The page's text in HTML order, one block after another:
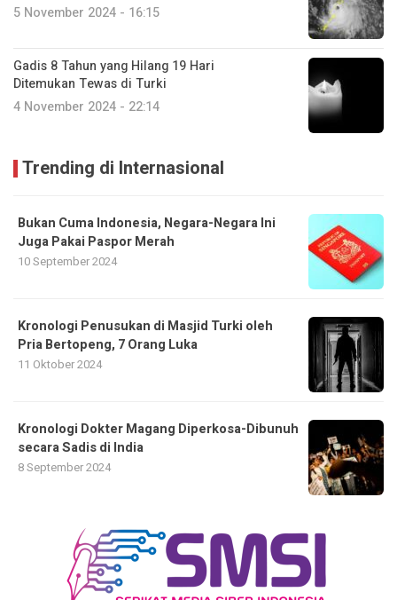
5 November 2024 - 16:15
Gadis 8 Tahun yang Hilang 19 Hari
Ditemukan Tewas di Turki
4 November 2024 - 22:14
Trending di Internasional
Bukan Cuma Indonesia, Negara-Negara Ini
Juga Pakai Paspor Merah
10 September 2024
Kronologi Penusukan di Masjid Turki oleh
Pria Bertopeng, 7 Orang Luka
11 Oktober 2024
Kronologi Dokter Magang Diperkosa-Dibunuh
secara Sadis di India
8 September 2024